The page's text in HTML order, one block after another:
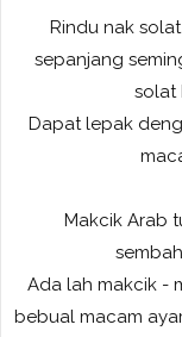
Rindu nak
sepanjang
solat
Dapat lepak
Makcik Arab
Ada lah makcik -
bebual macam